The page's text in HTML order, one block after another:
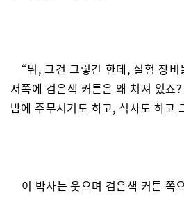
“뭐, 그건 그렇긴 한데, 실험 장
저쪽에 검은색 커튼은 왜 쳐져 있죠
밤에 주무시기도 하고, 식사도 하고
이 박사는 웃으며 검은색 커튼 쪽